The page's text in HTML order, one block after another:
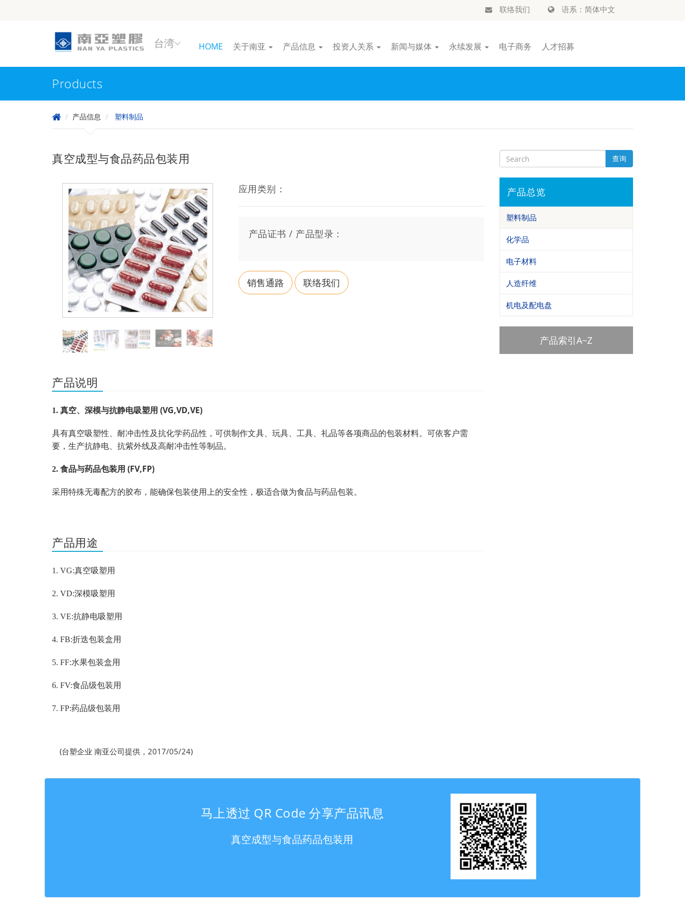
联络我们 语系：简体中文
台湾 HOME 关于南亚 产品信息 投资人关系 新闻与媒体 永续发展 电子商务 人才招募
Products
产品信息 塑料制品
真空成型与食品药品包装用
应用类别：
产品证书 / 产品型录：
销售通路 联络我们
产品说明
1. 真空、深模与抗静电吸塑用 (VG,VD,VE)
具有真空吸塑性、耐冲击性及抗化学药品性，可供制作文具、玩具、工具、礼品等各项商品的包装材料。可依客户需
要，生产抗静电、抗紫外线及高耐冲击性等制品。
2. 食品与药品包装用 (FV,FP)
采用特殊无毒配方的胶布，能确保包装使用上的安全性，极适合做为食品与药品包装。
产品用途
1. VG:真空吸塑用
2. VD:深模吸塑用
3. VE:抗静电吸塑用
4. FB:折迭包装盒用
5. FF:水果包装盒用
6. FV:食品级包装用
7. FP:药品级包装用
(台塑企业 南亚公司提供，2017/05/24)
查询
产品总览
塑料制品
化学品
电子材料
人造纤维
机电及配电盘
产品索引A~Z
马上透过 QR Code 分享产品讯息
真空成型与食品药品包装用